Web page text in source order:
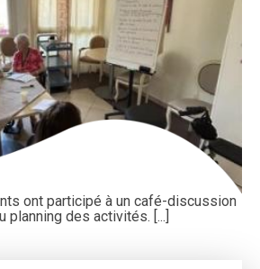
ont participé à un café-discussion
planning des activités. [...]